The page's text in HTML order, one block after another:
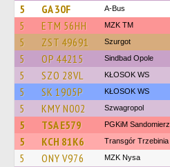
5 GA 30F A-Bus
5 ETM 56HH MZK TM
5 ZST 49691 Szurgot
5 OP 44215 Sindbad Opole
5 SZO 28VL KŁOSOK WS
5 SK 1905P KŁOSOK WS
5 KMY N002 Szwagropol
5 TSA E579 PGKiM Sandomierz
5 KCH 81K6 Transgór Trzebinia
5 ONY V976 MZK Nysa